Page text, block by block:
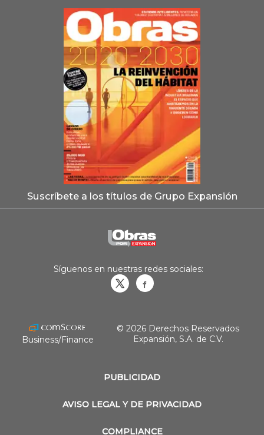
Suscríbete a los títulos de Grupo Expansión
PUBLICIDAD
AVISO LEGAL Y DE PRIVACIDAD
COMPLIANCE
Síguenos en nuestras redes sociales:
Business/Finance
© 2026 Derechos Reservados
Expansión, S.A. de C.V.